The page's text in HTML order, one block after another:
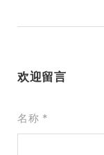
欢迎留言
名称 *